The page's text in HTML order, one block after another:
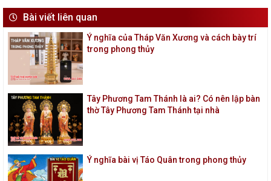
Bài viết liên quan
Ý nghĩa của Tháp Văn Xương và cách bày trí
trong phong thủy
Tây Phương Tam Thánh là ai? Có nên lập bàn
thờ Tây Phương Tam Thánh tại nhà
Ý nghĩa bài vị Táo Quân trong phong thủy